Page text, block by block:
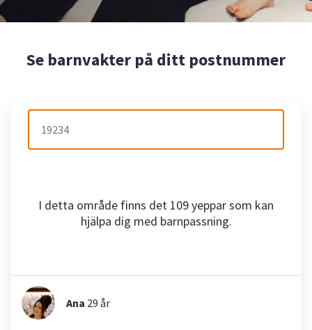
Se barnvakter på ditt postnummer
I detta område finns det 109 yeppar som kan
hjälpa dig med barnpassning.
Ana 29 år